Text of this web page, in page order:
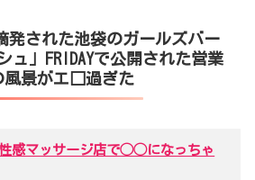
発された池袋のガールズバー
ュ」FRIDAYで公開された営業
風景がエ□過ぎた
感マッサージ店で◯◯になっちゃ